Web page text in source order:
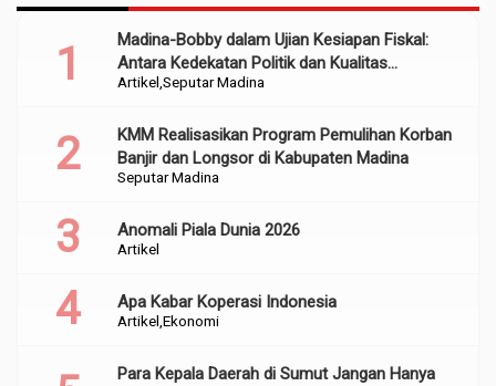
Artikel Seputar Madina
Madina-Bobby dalam Ujian Kesiapan Fiskal:
Antara Kedekatan Politik dan Kualitas
Perencanaan
Seputar Madina
KMM Realisasikan Program Pemulihan Korban
Banjir dan Longsor di Kabupaten Madina
Artikel
Anomali Piala Dunia 2026
Artikel Ekonomi
Apa Kabar Koperasi Indonesia
Para Kepala Daerah di Sumut Jangan Hanya